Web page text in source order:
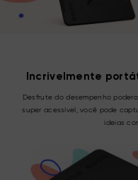
Incrivelmente
Desfrute do desempenho
super acessível, você pode
ideias